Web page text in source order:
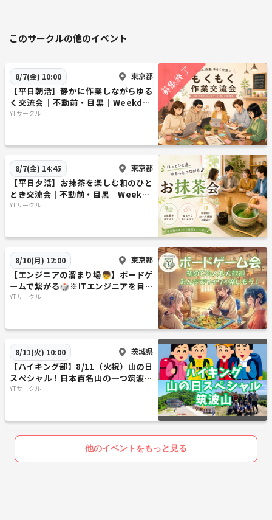
このサークルの他のイベント
8/7(金) 10:00 東京都
【平日朝活】静かに作業しながらゆる
く交流会｜不動前・目黒｜Weekday
Hangout
YTサークル
8/7(金) 14:45 東京都
【平日夕活】お抹茶を楽しむ和のひと
とき交流会｜不動前・目黒｜Weekda
y Hangout
YTサークル
8/10(月) 12:00 東京都
【エンジニアの溜まり場👦】ボードゲ
ームで繋がる🎲※ITエンジニアを目指
している方も参加OK💻
YTサークル
8/11(火) 10:00 茨城県
【ハイキング部】8/11（火祝）山の日
スペシャル！日本百名山の一つ筑波山
で大パノラマを観よう⛰【一人参加多
YTサークル
他のイベントをもっと見る